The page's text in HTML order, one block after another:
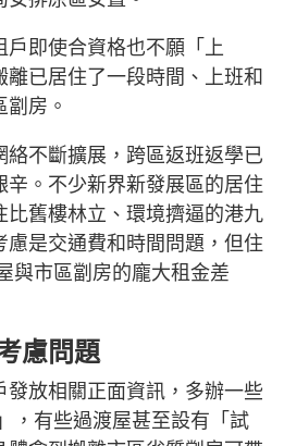
戶即使合資格也不願「上
已居住了一段時間、上班和
房。
絡不斷擴展，跨區返班返學已
辛。不少新界新發展區的居住
比舊樓林立、環境擠逼的港九
慮是交通費和時間問題，但住
與市區劏房的龐大租金差
慮問題
發放相關正面資訊，多辦一些
，有些過渡屋甚至設有「試